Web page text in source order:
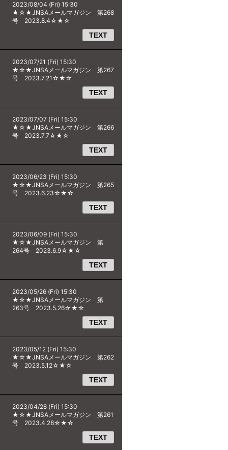
2023/08/04 (Fri) 15:30
★☆★JNSAメールマガジン 第268
号 2023.8.4☆★☆
TEXT
2023/07/21 (Fri) 15:30
★☆★JNSAメールマガジン 第267
号 2023.7.21☆★☆
TEXT
2023/07/07 (Fri) 15:30
★☆★JNSAメールマガジン 第266
号 2023.7.7☆★☆
TEXT
2023/06/23 (Fri) 15:30
★☆★JNSAメールマガジン 第265
号 2023.6.23☆★☆
TEXT
2023/06/09 (Fri) 15:30
★☆★JNSAメールマガジン 第
264号 2023.6.9☆★☆
TEXT
2023/05/26 (Fri) 15:30
★☆★JNSAメールマガジン 第
263号 2023.5.26☆★☆
TEXT
2023/05/12 (Fri) 15:30
★☆★JNSAメールマガジン 第262
号 2023.5.12☆★☆
TEXT
2023/04/28 (Fri) 15:30
★☆★JNSAメールマガジン 第261
号 2023.4.28☆★☆
TEXT